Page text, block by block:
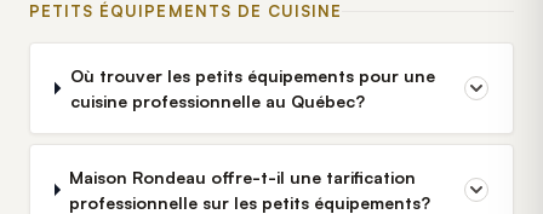
PETITS ÉQUIPEMENTS DE CUISINE
Où trouver les petits équipements pour une
cuisine professionnelle au Québec?
Maison Rondeau offre-t-il une tarification
professionnelle sur les petits équipements?